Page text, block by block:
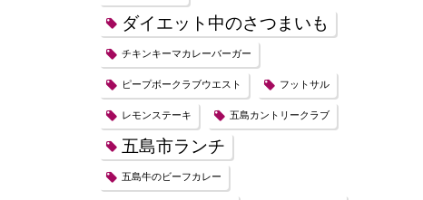
ダイエット中のさつまいも
チキンキーマカレーバーガー
ピープボークラブウエスト フットサル
レモンステーキ 五島カントリークラブ
五島市ランチ
五島牛のビーフカレー